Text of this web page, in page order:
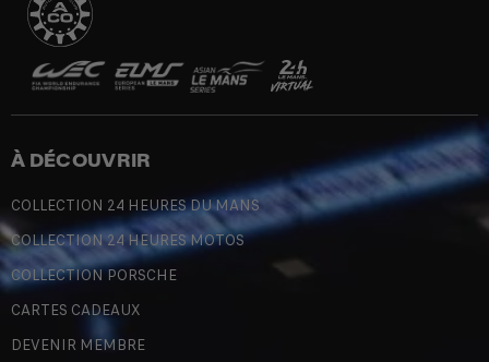
À DÉCOUVRIR
COLLECTION 24 HEURES DU MANS
COLLECTION 24 HEURES MOTOS
COLLECTION PORSCHE
CARTES CADEAUX
DEVENIR MEMBRE